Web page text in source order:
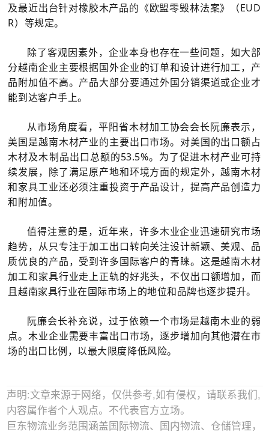
及最近出台针对橡胶木产品的《欧盟零毁林法案》（EUD
R）等规定。
除了客观因素外，企业本身也存在一些问题，如大部
分越南企业主要根据国外企业的订单和设计进行加工，产
品附加值不高。产品大部分要通过外国分销渠道或企业才
能到达客户手上。
从市场角度看，平阳省木材加工协会会长阮廉表示，
美国是越南木材产业的主要出口市场。对美国的出口额占
木材及木制品出口总额的53.5%。为了促进木材产业可持
续发展，除了满足原产地和环境方面的规定外，越南木材
和家具工业还必须注重投资于产品设计，提高产品创造力
和附加值。
值得注意的是，近年来，许多木业企业迅速研究市场
趋势，从只专注于加工出口转向关注设计新颖、美观、品
质优良的产品，受到许多国际客户的青睐。这是越南木材
加工和家具行业走上正轨的好兆头，不仅出口额增加，而
且越南家具行业在国际市场上的地位和品牌也逐步提升。
阮廉会长补充说，过于依赖一个市场是越南木业的弱
点。木业企业需要丰富出口市场，逐步增加向其他潜在市
场的出口比例，以最大限度降低风险。
声明:文章来源于网络，仅供参考,如有侵权，请联系我们,
内容属作者个人观点。不代表官方立场。
巨东物流业务范围涵盖国际物流、国内物流、仓储管理，